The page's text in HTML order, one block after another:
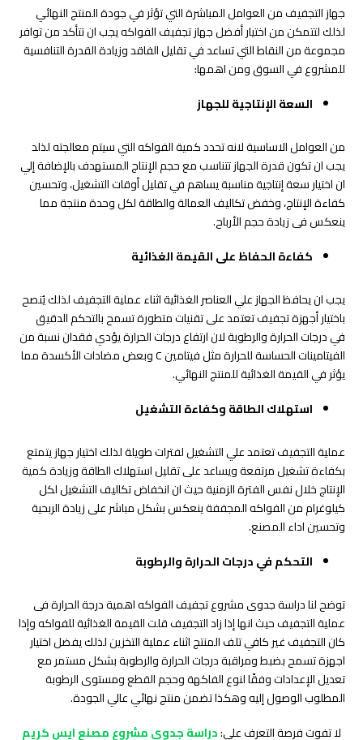
جهاز التجفيف من العوامل المباشرة التي تؤثر في جودة المنتج النهائي
لذلك لتتمكن من اختيار أفضل جهاز تجفيف الفواكه يجب ان تتأكد من توافر
مجموعة من النقاط التي تساعد في تقليل الفاقد وزيادة القدرة التنافسية
للمشروع في السوق ومن اهمها:
السعة الإنتاجية للجهاز
من العوامل الاساسية لانه تحدد كمية الفواكه التي سيتم معالجته لذلد
يجب ان تكون قدرة الجهاز تتناسب مع حجم الإنتاج المستهدف بالإضافة إلي
ان اختيار سعة إنتاجية مناسبة يساهم في تقليل أوقات التشغيل، وتحسين
كفاءة الإنتاج، وخفض تكاليف العمالة والطاقة لكل وحدة منتجة مما
ينعكس فى زيادة حجم الأرباح.
كفاءة الحفاظ على القيمة الغذائية
يجب ان يحافظ الجهاز علي العناصر الغذائية اثناء عملية التجفيف لذلك يُنصح
باختيار أجهزة تجفيف تعتمد على تقنيات متطورة تسمح بالتحكم الدقيق
في درجات الحرارة والرطوبة لان ارتفاع درجات الحرارة يؤدي فقدان نسبة من
الفيتامينات الحساسة للحرارة مثل فيتامين C وبعض مضادات الأكسدة مما
يؤثر في القيمة الغذائية للمنتج النهائي.
استهلاك الطاقة وكفاءة التشغيل
عملية التجفيف تعتمد علي التشغيل لفترات طويلة لذلك اختيار جهاز يتمتع
بكفاءة تشغيل مرتفعة ويساعد على تقليل استهلاك الطاقة وزيادة كمية
الإنتاج خلال نفس الفترة الزمنية حيث ان انخفاض تكاليف التشغيل لكل
كيلوغرام من الفواكه المجففة ينعكس بشكل مباشر على زيادة الربحية
وتحسين اداء المصنع.
التحكم في درجات الحرارة والرطوبة
توضح لنا دراسة جدوى مشروع تجفيف الفواكه اهمية درجة الحرارة فى
عملية التجفيف حيث انها إذا زاد التجفيف قلت القيمة الغذائية للفواكه وإذا
كان التجفيف غير كافي تلف المنتج اثناء عملية التخزين لذلك يفضل اختيار
اجهزة تسمح بضبط ومراقبة درجات الحرارة والرطوبة بشكل مستمر مع
تعديل الإعدادات وفقًا لنوع الفاكهة وحجم القطع ومستوى الرطوبة
المطلوب الوصول إليه وهكذا تضمن منتج نهائي عالي الجودة.
لا تفوت فرصة التعرف علي:دراسة جدوى مشروع مصنع ايس كريم